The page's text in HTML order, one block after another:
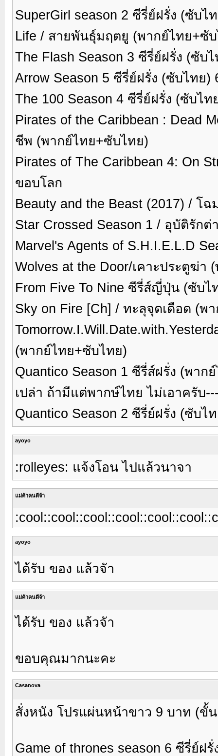
SuperGirl season 2 ซีรี่ย์ฝรั่ง (ซับไ
Life / สายพันธุ์มฤตยู (พากย์ไทย+ซั
The Flash Season 3 ซีรี่ย์ฝรั่ง (ซับ
Arrow Season 5 ซีรี่ย์ฝรั่ง (ซับไทย)
The 100 Season 4 ซีรี่ย์ฝรั่ง (ซับไ
Pirates of the Caribbean : Dead
ชีพ (พากย์ไทย+ซับไทย)
Pirates of The Caribbean 4: On
ขอบโลก
Beauty and the Beast (2017) / โ
Star Crossed Season 1 / อุบัติรัก
Marvel's Agents of S.H.I.E.L.D
Wolves at the Door/เคาะประตูฆ่า
From Five To Nine ซีรี่ส์ญี่ปุ่น (ซับ
Sky on Fire [Ch] / ทะลุจุดเดือด (พ
(พากย์ไทย+ซับไทย)
Quantico Season 1 ซีรี่ส์ฝรั่ง (พา
เปล่า ถ้ามีแต่พากษ์ไทย ไม่เอาครับ
Quantico Season 2 ซีรี่ย์ฝรั่ง (ซับไ
ayoyo
:rolleyes: แจ้งโอน ไปแล้วนาจา
แม่ค้าคนดีจ้า
ayoyo
ได้รับ ของ แล้วจัา
แม่ค้าคนดีจ้า
ได้รับ ของ แล้วจัา
ขอบคุณมากนะคะ
Casanova
สั่งหนัง โปรแผ่นหน้าขาว 9 บาท (ขั้
Game of thrones season 6 ซีรี่ย์ฝ